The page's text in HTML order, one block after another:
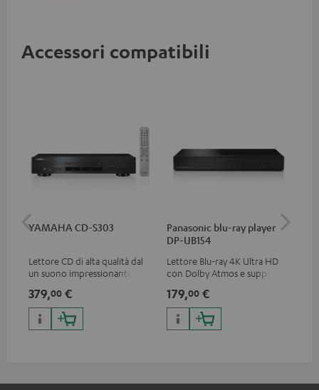
Accessori compatibili
YAMAHA CD-S303
Lettore CD di alta qualità dal
un suono impressionante
379,00 €
Panasonic blu-ray player
DP-UB154
Lettore Blu-ray 4K Ultra HD
con Dolby Atmos e supporto
una qualità delle immagini
eccezionale con contrasti e
colori realistici
179,00 €